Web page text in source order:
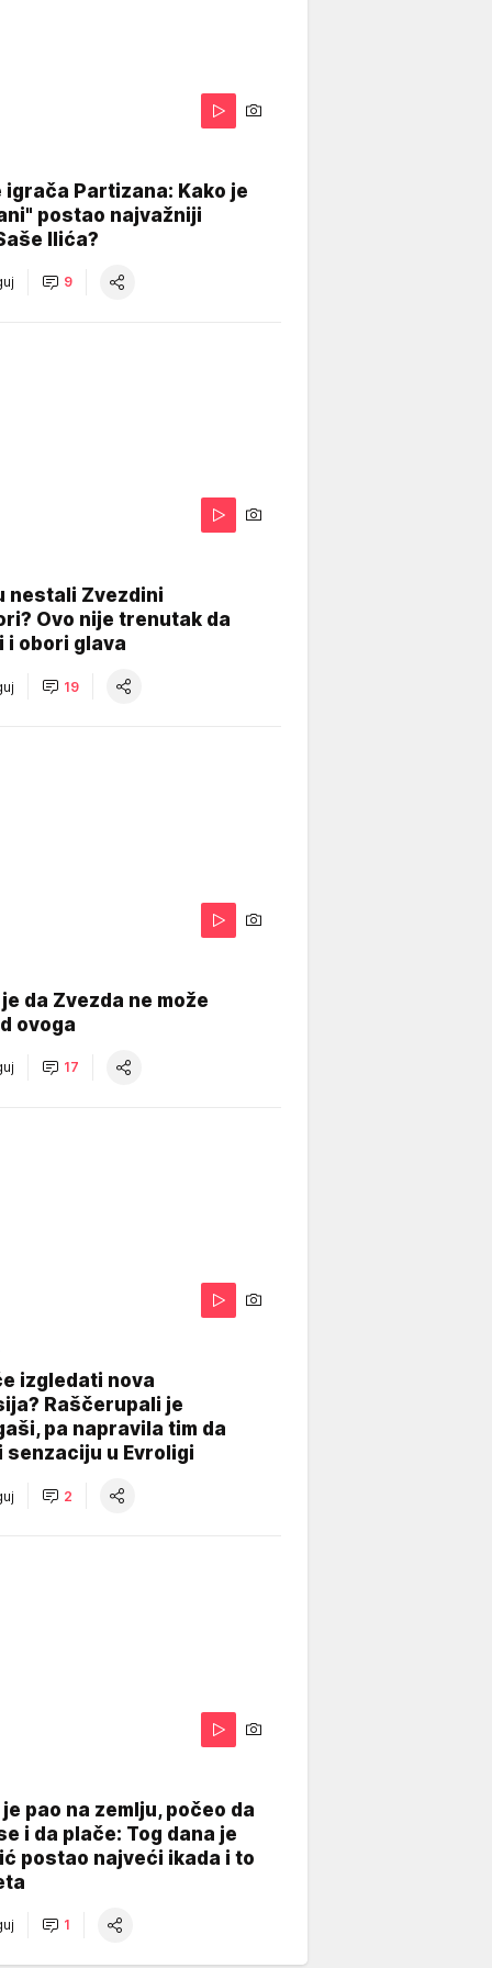
igrača Partizana: Kako je
postao najvažniji
Ilića?
9
nestali Zvezdini
Ovo nije trenutak da
i obori glava
19
da Zvezda ne može
ovoga
17
izgledati nova
Raščerupali je
pa napravila tim da
senzaciju u Evroligi
2
pao na zemlju, počeo da
i da plače: Tog dana je
postao najveći ikada i to
1